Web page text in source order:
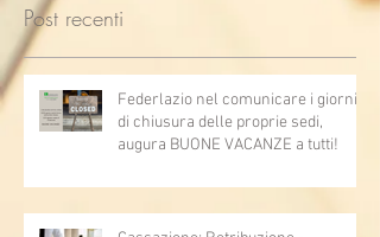
Post recenti
Federlazio nel comunicare i giorni
di chiusura delle proprie sedi,
augura BUONE VACANZE a tutti!